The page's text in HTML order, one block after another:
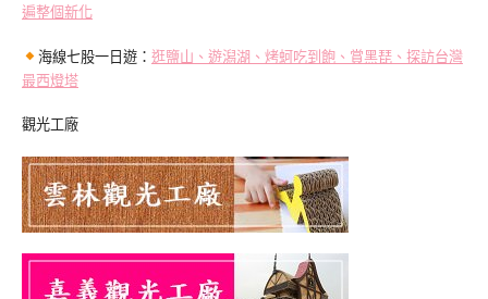
遍整個新化
海線七股一日遊： 逛鹽山、遊潟湖、烤蚵吃到飽、賞黑琵、探訪台灣
最西燈塔
觀光工廠